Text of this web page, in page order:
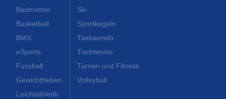
Badminton
Basketball
BMX
eSports
Fussball
Gewichtheben
Leichtathletik
Ski
Sportkegeln
Taekwondo
Tischtennis
Turnen und Fitness
Volleyball